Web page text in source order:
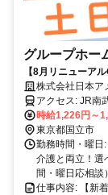
グループホー
【8月リニューア
し✅平日のみOK✅
株式会社日本ア
アクセス: JR南武線「矢川駅」下車徒歩６分 ＊バイク・自転車通勤
OK ※車通勤要
時給1,226円～
東京都国立市
勤務時間・曜日
介護と両立！選
間・曜日応相談
仕事内容: 【新